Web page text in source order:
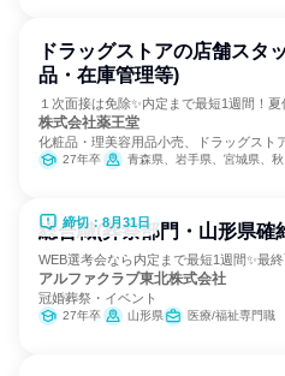
ドラッグストアの店舗スタ
品・在庫管理等)
１次面接は免除✨内定まで最短1週間！
株式会社薬王堂
化粧品・理美容用品小売、ドラッグスト
27年卒 青森県、岩手県、宮城県、秋田県、山形県、福島県、茨城県、栃木県
締切：8月31日
総合職(葬祭部門・山形県確
WEB選考会なら内定まで最短1週間✨最
アルファクラブ東北株式会社
冠婚葬祭・イベント
27年卒 山形県 医療/福祉専門職